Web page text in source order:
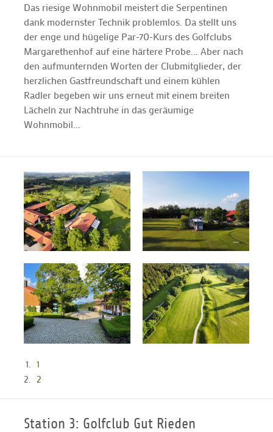
Das riesige Wohnmobil meistert die Serpentinen
dank modernster Technik problemlos. Da stellt uns
der enge und hügelige Par-70-Kurs des Golfclubs
Margarethenhof auf eine härtere Probe... Aber nach
den aufmunternden Worten der Clubmitglieder, der
herzlichen Gastfreundschaft und einem kühlen
Radler begeben wir uns erneut mit einem breiten
Lächeln zur Nachtruhe in das geräumige
Wohnmobil...
1
2
Station 3: Golfclub Gut Rieden